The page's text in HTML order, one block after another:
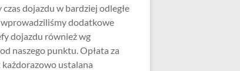
czas dojazdu w bardziej odległe
dodatkowe
dojazdu również wg
naszego punktu. Opłata za
ustalana